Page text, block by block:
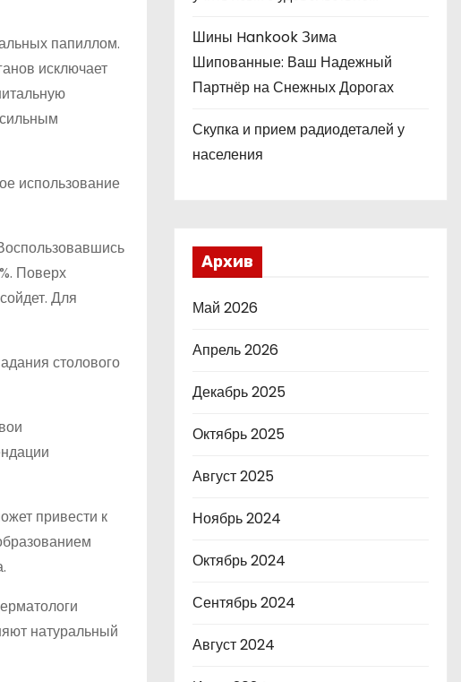
папиллом.
исключает
использование
Поверх
Для
столового
привести к
натуральный
Шины Hankook Зима
Шипованные: Ваш Надежный
Партнёр на Снежных Дорогах
Скупка и прием радиодеталей у
населения
Архив
Май 2026
Апрель 2026
Декабрь 2025
Октябрь 2025
Август 2025
Ноябрь 2024
Октябрь 2024
Сентябрь 2024
Август 2024